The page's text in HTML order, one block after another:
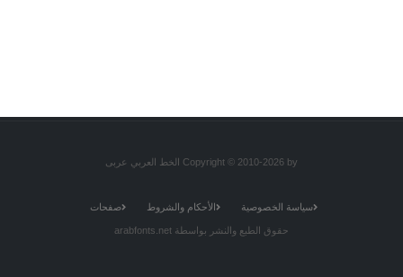
Copyright © 2010-2026 by الخط العربي عربى
سياسة الخصوصية الأحكام والشروط صفحات
حقوق الطبع والنشر بواسطة arabfonts.net